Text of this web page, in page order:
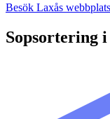
Besök Laxås
Sopsortering i